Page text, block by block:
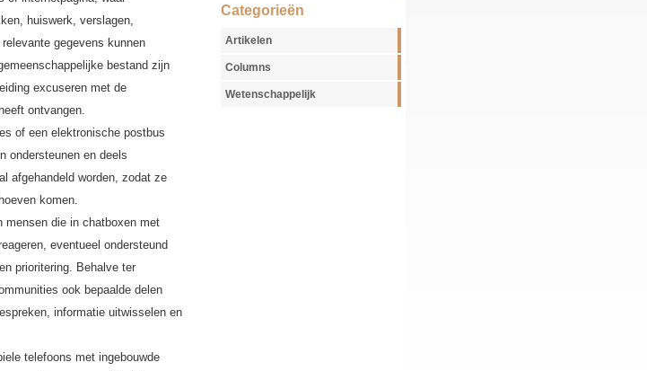
huiswerk, verslagen,
gegevens kunnen
bestand zijn
excuseren met de
ontvangen.
of een elektronische postbus
ondersteunen en deels
afgehandeld worden, zodat ze
komen.
mensen die in chatboxen met
eventueel ondersteund
prioritering. Behalve ter
ook bepaalde delen
informatie uitwisselen en
telefoons met ingebouwde
Categorieën
Artikelen
Columns
Wetenschappelijk